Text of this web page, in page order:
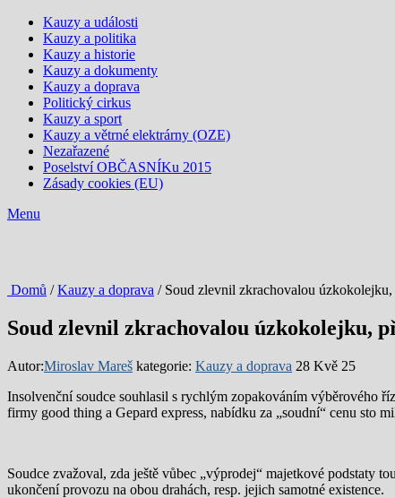
Kauzy a události
Kauzy a politika
Kauzy a historie
Kauzy a dokumenty
Kauzy a doprava
Politický cirkus
Kauzy a sport
Kauzy a větrné elektrárny (OZE)
Nezařazené
Poselství OBČASNÍKu 2015
Zásady cookies (EU)
Menu
Domů /Kauzy a doprava / Soud zlevnil zkrachovalou
Soud zlevnil zkrachovalou úzkokolejku,
Autor:Miroslav Mareš kategorie: Kauzy a doprava 28 Kvě 25
Insolvenční soudce souhlasil s rychlým zopakováním výběrového
firmy good thing a Gepard express, nabídku za „soudní“ cenu sto
Soudce zvažoval, zda ještě vůbec „výprodej“ majetkové podstaty
ukončení provozu na obou drahách, resp. jejich samotné existence.